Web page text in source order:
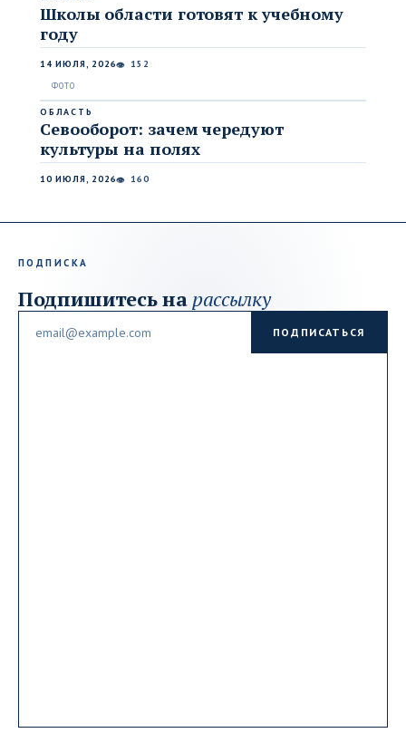
Школы области готовят к учебному
году
14 ИЮЛЯ, 2026👁 152
ОБЛАСТЬ
Севооборот: зачем чередуют
культуры на полях
10 ИЮЛЯ, 2026👁 160
ПОДПИСКА
Подпишитесь на рассылку
ПОДПИСАТЬСЯ